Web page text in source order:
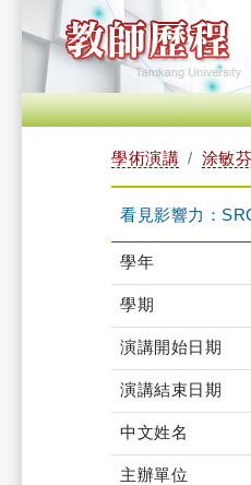
學術演講 涂敏
看見影響力：
學年
學期
演講開始日期
演講結束日期
中文姓名
主辦單位